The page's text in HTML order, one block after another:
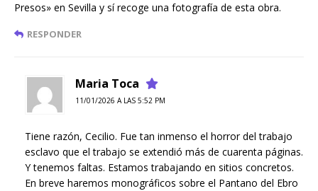
Presos» en Sevilla y sí recoge una fotografía de esta obra.
RESPONDER
Maria Toca
11/01/2026 A LAS 5:52 PM
Tiene razón, Cecilio. Fue tan inmenso el horror del trabajo
esclavo que el trabajo se extendió más de cuarenta páginas.
Y tenemos faltas. Estamos trabajando en sitios concretos.
En breve haremos monográficos sobre el Pantano del Ebro